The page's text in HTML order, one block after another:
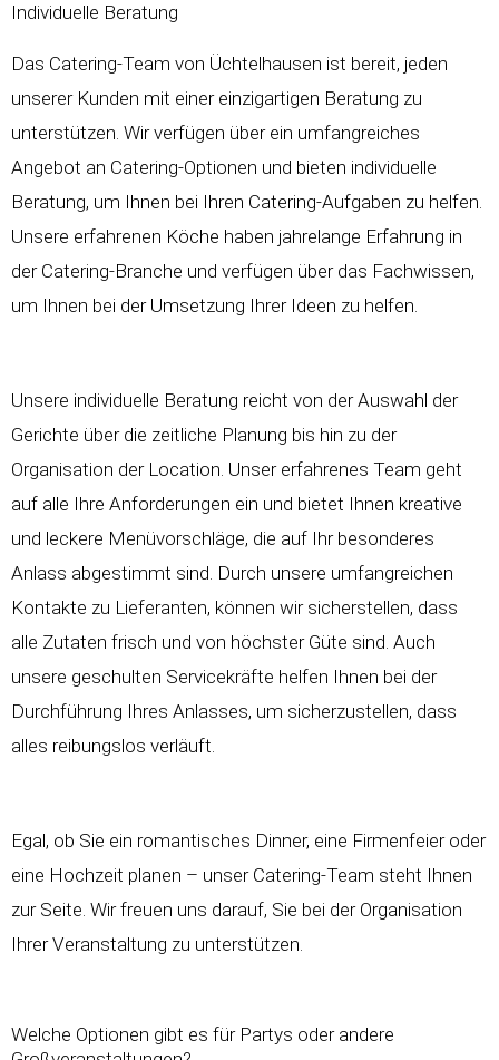
Individuelle Beratung
Das Catering-Team von Üchtelhausen ist bereit, jeden
unserer Kunden mit einer einzigartigen Beratung zu
unterstützen. Wir verfügen über ein umfangreiches
Angebot an Catering-Optionen und bieten individuelle
Beratung, um Ihnen bei Ihren Catering-Aufgaben zu helfen.
Unsere erfahrenen Köche haben jahrelange Erfahrung in
der Catering-Branche und verfügen über das Fachwissen,
um Ihnen bei der Umsetzung Ihrer Ideen zu helfen.
Unsere individuelle Beratung reicht von der Auswahl der
Gerichte über die zeitliche Planung bis hin zu der
Organisation der Location. Unser erfahrenes Team geht
auf alle Ihre Anforderungen ein und bietet Ihnen kreative
und leckere Menüvorschläge, die auf Ihr besonderes
Anlass abgestimmt sind. Durch unsere umfangreichen
Kontakte zu Lieferanten, können wir sicherstellen, dass
alle Zutaten frisch und von höchster Güte sind. Auch
unsere geschulten Servicekräfte helfen Ihnen bei der
Durchführung Ihres Anlasses, um sicherzustellen, dass
alles reibungslos verläuft.
Egal, ob Sie ein romantisches Dinner, eine Firmenfeier oder
eine Hochzeit planen – unser Catering-Team steht Ihnen
zur Seite. Wir freuen uns darauf, Sie bei der Organisation
Ihrer Veranstaltung zu unterstützen.
Welche Optionen gibt es für Partys oder andere